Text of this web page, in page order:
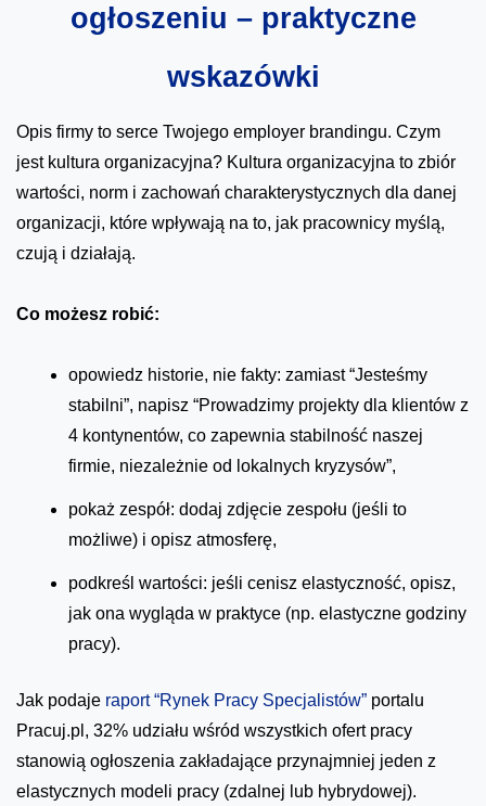
ogłoszeniu – praktyczne
wskazówki
Opis firmy to serce Twojego employer brandingu. Czym
jest kultura organizacyjna? Kultura organizacyjna to zbiór
wartości, norm i zachowań charakterystycznych dla danej
organizacji, które wpływają na to, jak pracownicy myślą,
czują i działają.
Co możesz robić:
opowiedz historie, nie fakty: zamiast “Jesteśmy
stabilni”, napisz “Prowadzimy projekty dla klientów z
4 kontynentów, co zapewnia stabilność naszej
firmie, niezależnie od lokalnych kryzysów”,
pokaż zespół: dodaj zdjęcie zespołu (jeśli to
możliwe) i opisz atmosferę,
podkreśl wartości: jeśli cenisz elastyczność, opisz,
jak ona wygląda w praktyce (np. elastyczne godziny
pracy).
Jak podaje raport “Rynek Pracy Specjalistów” portalu
Pracuj.pl, 32% udziału wśród wszystkich ofert pracy
stanowią ogłoszenia zakładające przynajmniej jeden z
elastycznych modeli pracy (zdalnej lub hybrydowej).